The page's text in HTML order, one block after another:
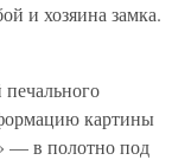
и хозяина замка.
картины
— в полотно под